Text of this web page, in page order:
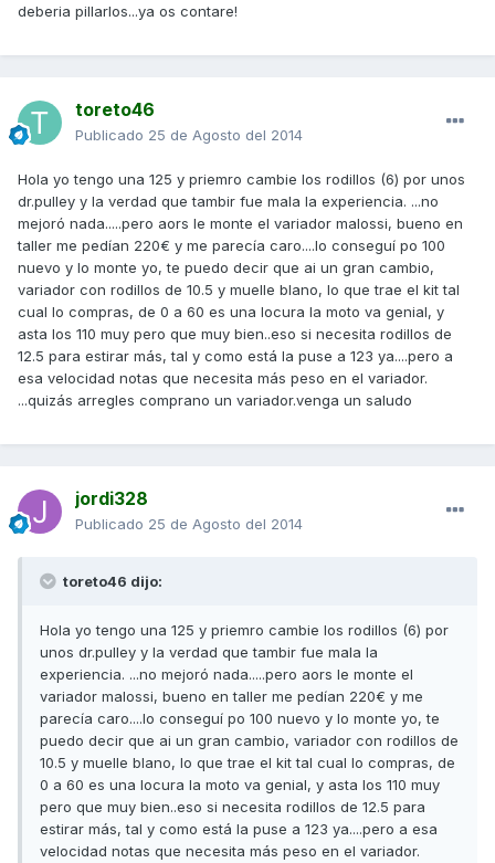
deberia pillarlos...ya os contare!
toreto46
Publicado 25 de Agosto del 2014
Hola yo tengo una 125 y priemro cambie los rodillos (6) por unos
dr.pulley y la verdad que tambir fue mala la experiencia. ...no
mejoró nada.....pero aors le monte el variador malossi, bueno en
taller me pedían 220€ y me parecía caro....lo conseguí po 100
nuevo y lo monte yo, te puedo decir que ai un gran cambio,
variador con rodillos de 10.5 y muelle blano, lo que trae el kit tal
cual lo compras, de 0 a 60 es una locura la moto va genial, y
asta los 110 muy pero que muy bien..eso si necesita rodillos de
12.5 para estirar más, tal y como está la puse a 123 ya....pero a
esa velocidad notas que necesita más peso en el variador.
...quizás arregles comprano un variador.venga un saludo
jordi328
Publicado 25 de Agosto del 2014
toreto46 dijo:
Hola yo tengo una 125 y priemro cambie los rodillos (6) por
unos dr.pulley y la verdad que tambir fue mala la
experiencia. ...no mejoró nada.....pero aors le monte el
variador malossi, bueno en taller me pedían 220€ y me
parecía caro....lo conseguí po 100 nuevo y lo monte yo, te
puedo decir que ai un gran cambio, variador con rodillos de
10.5 y muelle blano, lo que trae el kit tal cual lo compras, de
0 a 60 es una locura la moto va genial, y asta los 110 muy
pero que muy bien..eso si necesita rodillos de 12.5 para
estirar más, tal y como está la puse a 123 ya....pero a esa
velocidad notas que necesita más peso en el variador.